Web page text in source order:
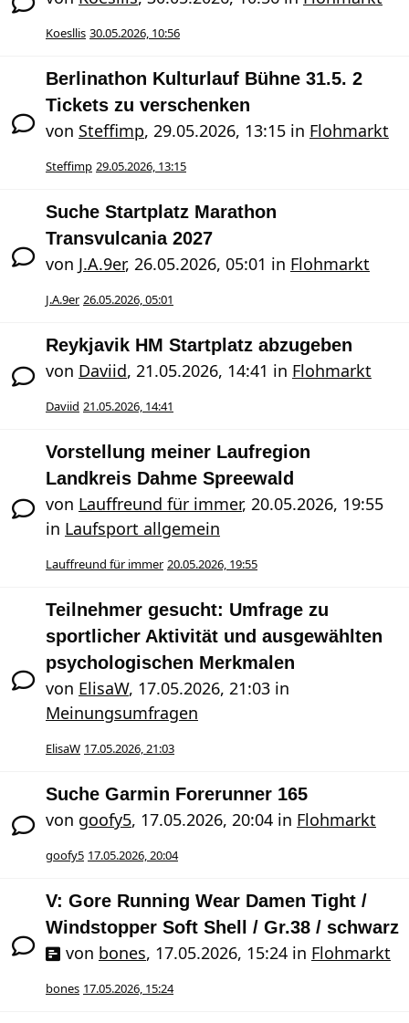
Koesllis 30.05.2026, 10:56
Berlinathon Kulturlauf Bühne 31.5. 2
Tickets zu verschenken
von Steffimp, 29.05.2026, 13:15 in Flohmarkt
Steffimp 29.05.2026, 13:15
Suche Startplatz Marathon
Transvulcania 2027
von J.A.9er, 26.05.2026, 05:01 in Flohmarkt
J.A.9er 26.05.2026, 05:01
Reykjavik HM Startplatz abzugeben
von Daviid, 21.05.2026, 14:41 in Flohmarkt
Daviid 21.05.2026, 14:41
Vorstellung meiner Laufregion
Landkreis Dahme Spreewald
von Lauffreund für immer, 20.05.2026, 19:55
in Laufsport allgemein
Lauffreund für immer 20.05.2026, 19:55
Teilnehmer gesucht: Umfrage zu
sportlicher Aktivität und ausgewählten
psychologischen Merkmalen
von ElisaW, 17.05.2026, 21:03 in
Meinungsumfragen
ElisaW 17.05.2026, 21:03
Suche Garmin Forerunner 165
von goofy5, 17.05.2026, 20:04 in Flohmarkt
goofy5 17.05.2026, 20:04
V: Gore Running Wear Damen Tight /
Windstopper Soft Shell / Gr.38 / schwarz
von bones, 17.05.2026, 15:24 in Flohmarkt
bones 17.05.2026, 15:24